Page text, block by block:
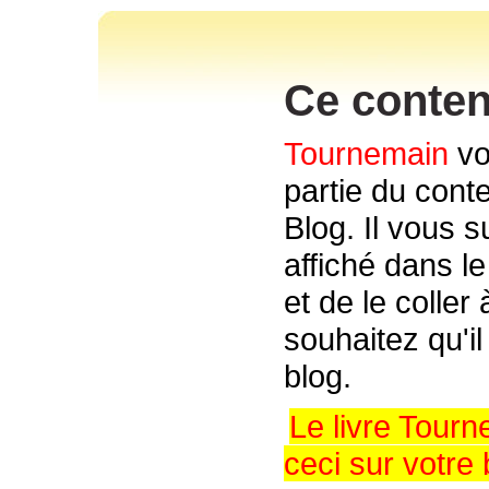
Ce
Tournemain
partie du
Blog. Il vous
affiché dans
et de le coller
souhaitez
blog.
Le livre
ceci sur votre